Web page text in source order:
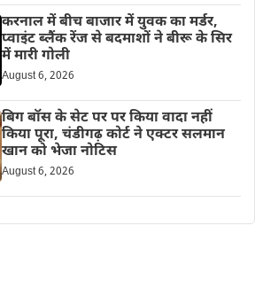
करनाल में बीच बाजार में युवक का मर्डर,
प्वाइंट ब्लैंक रेंज से बदमाशों ने बीरू के सिर
में मारी गोली
August 6, 2026
बिग बॉस के सेट पर पर किया वादा नहीं
किया पूरा, चंडीगढ़ कोर्ट ने एक्टर सलमान
खान को भेजा नोटिस
August 6, 2026